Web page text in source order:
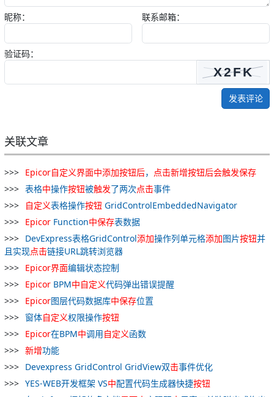
昵称： 联系邮箱：
验证码：
发表评论
关联文章
Epicor自定义界面中添加按钮后， 点击新增按钮后会触发保存
表格中操作按钮被触发了两次点击事件
自定义表格操作按钮 GridControlEmbeddedNavigator
Epicor Function中保存表数据
DevExpress表格GridControl添加操作列单元格添加图片按钮并
且实现点击链接URL跳转浏览器
Epicor界面编辑状态控制
Epicor BPM中自定义代码弹出错误提醒
Epicor图层代码数据库中保存位置
窗体自定义权限操作按钮
Epicor在BPM中调用自定义函数
新增功能
Devexpress GridControl GridView双击事件优化
YES-WEB开发框架 VS中配置代码生成器快捷按钮